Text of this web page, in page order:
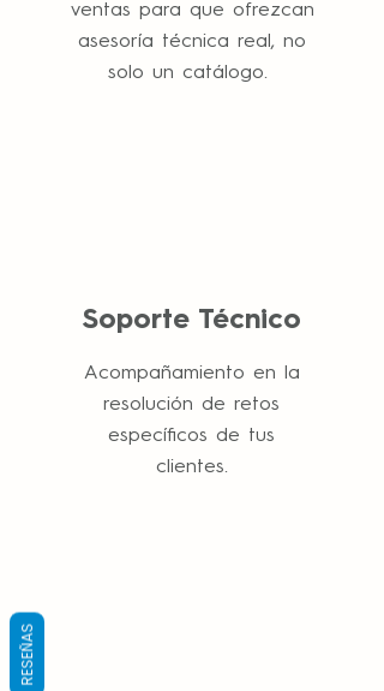
ventas para que ofrezcan
asesoría técnica real, no
solo un catálogo.
Soporte Técnico
Acompañamiento en la
resolución de retos
específicos de tus
clientes.
RESEÑAS